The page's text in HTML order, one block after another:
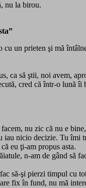
nu la birou.
un prieten şi mă
ca să ştii, noi avem,
cred că într-o lună
nu zic că nu e
nicio decizie. Tu îmi
eu ţi-am propus asta.
n-am de gând să
să-şi pierzi timpul cu
fix în fund, nu mă